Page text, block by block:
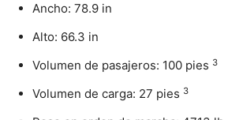
Ancho: 78.9 in
Alto: 66.3 in
Volumen de pasajeros: 100 pies 3
Volumen de carga: 27 pies 3